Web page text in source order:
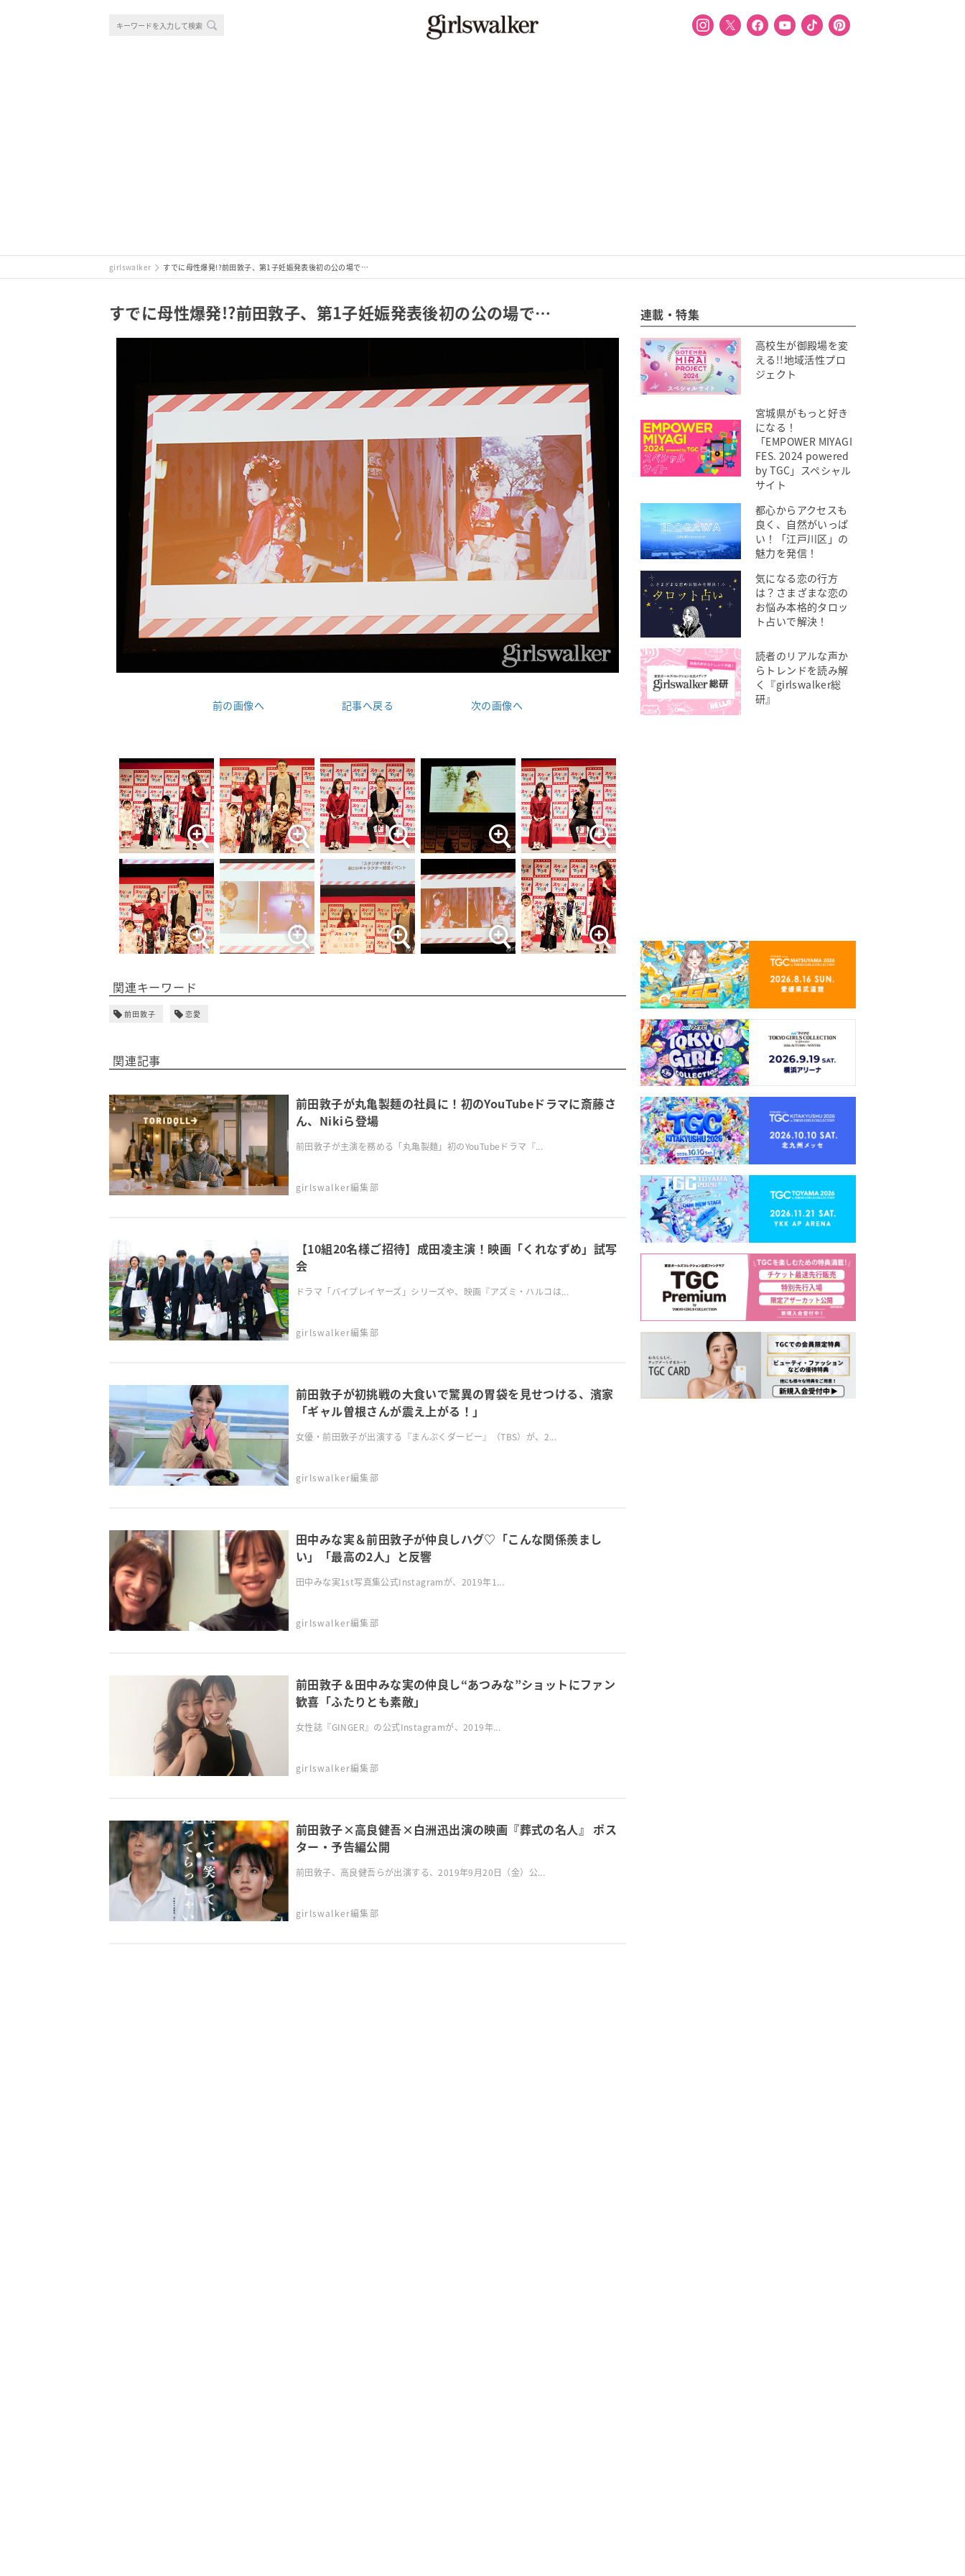
girlswalker すでに母性爆発!?前田敦子、第1子妊娠発表後初の公の場で…
すでに母性爆発!?前田敦子、第1子妊娠発表後初の公の場で…
前の画像へ 記事へ戻る 次の画像へ
関連キーワード
前田敦子 恋愛
関連記事
前田敦子が丸亀製麺の社員に！初のYouTubeドラマに斎藤さ
ん、Nikiら登場
前田敦子が主演を務める「丸亀製麺」初のYouTubeドラマ『...
girlswalker編集部
【10組20名様ご招待】成田凌主演！映画「くれなずめ」試写
会
ドラマ「バイプレイヤーズ」シリーズや、映画『アズミ・ハルコは...
girlswalker編集部
前田敦子が初挑戦の大食いで驚異の胃袋を見せつける、濱家
「ギャル曽根さんが震え上がる！」
女優・前田敦子が出演する『まんぷくダービー』（TBS）が、2...
girlswalker編集部
田中みな実＆前田敦子が仲良しハグ♡「こんな関係羨まし
い」「最高の2人」と反響
田中みな実1st写真集公式Instagramが、2019年1...
girlswalker編集部
前田敦子＆田中みな実の仲良し“あつみな”ショットにファン
歓喜「ふたりとも素敵」
女性誌『GINGER』の公式Instagramが、2019年...
girlswalker編集部
前田敦子×高良健吾×白洲迅出演の映画『葬式の名人』 ポス
ター・予告編公開
前田敦子、高良健吾らが出演する、2019年9月20日（金）公...
girlswalker編集部
連載・特集
高校生が御殿場を変
える!!地域活性プロ
ジェクト
宮城県がもっと好き
になる！
「EMPOWER MIYAGI
FES. 2024 powered
by TGC」スペシャル
サイト
都心からアクセスも
良く、自然がいっぱ
い！「江戸川区」の
魅力を発信！
気になる恋の行方
は？さまざまな恋の
お悩み本格的タロッ
ト占いで解決！
読者のリアルな声か
らトレンドを読み解
く『girlswalker総
研』